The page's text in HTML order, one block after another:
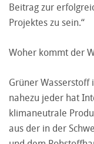
Beitrag zur
Projektes zu sein.“
Woher kommt der
Grüner Wasserstoff
nahezu jeder hat
klimaneutrale
aus der in der